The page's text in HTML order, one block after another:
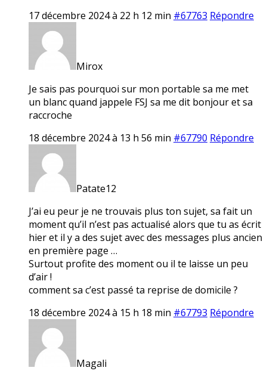
17 décembre 2024 à 22 h 12 min #67763 Répondre
Mirox
Je sais pas pourquoi sur mon portable sa me met
un blanc quand jappele FSJ sa me dit bonjour et sa
raccroche
18 décembre 2024 à 13 h 56 min #67790 Répondre
Patate12
J’ai eu peur je ne trouvais plus ton sujet, sa fait un
moment qu’il n’est pas actualisé alors que tu as écrit
hier et il y a des sujet avec des messages plus ancien
en première page …
Surtout profite des moment ou il te laisse un peu
d’air !
comment sa c’est passé ta reprise de domicile ?
18 décembre 2024 à 15 h 18 min #67793 Répondre
Magali